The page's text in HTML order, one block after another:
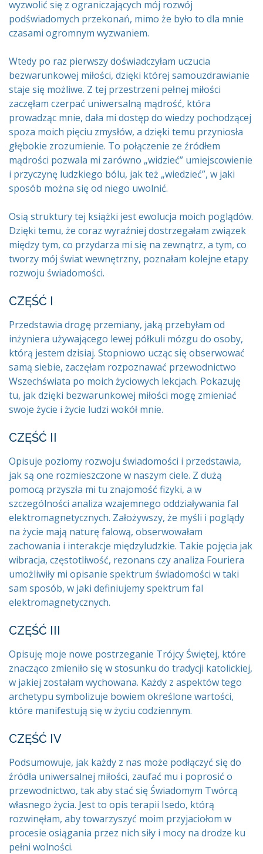
wyzwolić się z ograniczających mój rozwój
podświadomych przekonań, mimo że było to dla mnie
czasami ogromnym wyzwaniem.
Wtedy po raz pierwszy doświadczyłam uczucia
bezwarunkowej miłości, dzięki której samouzdrawianie
staje się możliwe. Z tej przestrzeni pełnej miłości
zaczęłam czerpać uniwersalną mądrość, która
prowadząc mnie, dała mi dostęp do wiedzy pochodzącej
spoza moich pięciu zmysłów, a dzięki temu przyniosła
głębokie zrozumienie. To połączenie ze źródłem
mądrości pozwala mi zarówno „widzieć” umiejscowienie
i przyczynę ludzkiego bólu, jak też „wiedzieć”, w jaki
sposób można się od niego uwolnić.
Osią struktury tej książki jest ewolucja moich poglądów.
Dzięki temu, że coraz wyraźniej dostrzegałam związek
między tym, co przydarza mi się na zewnątrz, a tym, co
tworzy mój świat wewnętrzny, poznałam kolejne etapy
rozwoju świadomości.
CZĘŚĆ I
Przedstawia drogę przemiany, jaką przebyłam od
inżyniera używającego lewej półkuli mózgu do osoby,
którą jestem dzisiaj. Stopniowo ucząc się obserwować
samą siebie, zaczęłam rozpoznawać przewodnictwo
Wszechświata po moich życiowych lekcjach. Pokazuję
tu, jak dzięki bezwarunkowej miłości mogę zmieniać
swoje życie i życie ludzi wokół mnie.
CZĘŚĆ II
Opisuje poziomy rozwoju świadomości i przedstawia,
jak są one rozmieszczone w naszym ciele. Z dużą
pomocą przyszła mi tu znajomość fizyki, a w
szczególności analiza wzajemnego oddziaływania fal
elektromagnetycznych. Założywszy, że myśli i poglądy
na życie mają naturę falową, obserwowałam
zachowania i interakcje międzyludzkie. Takie pojęcia jak
wibracja, częstotliwość, rezonans czy analiza Fouriera
umożliwiły mi opisanie spektrum świadomości w taki
sam sposób, w jaki definiujemy spektrum fal
elektromagnetycznych.
CZĘŚĆ III
Opisuję moje nowe postrzeganie Trójcy Świętej, które
znacząco zmieniło się w stosunku do tradycji katolickiej,
w jakiej zostałam wychowana. Każdy z aspektów tego
archetypu symbolizuje bowiem określone wartości,
które manifestują się w życiu codziennym.
CZĘŚĆ IV
Podsumowuje, jak każdy z nas może podłączyć się do
źródła uniwersalnej miłości, zaufać mu i poprosić o
przewodnictwo, tak aby stać się Świadomym Twórcą
własnego życia. Jest to opis terapii Isedo, którą
rozwinęłam, aby towarzyszyć moim przyjaciołom w
procesie osiągania przez nich siły i mocy na drodze ku
pełni wolności.